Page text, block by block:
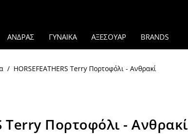
ΑΝΔΡΑΣ ΓΥΝΑΙΚΑ ΑΞΕΣΟΥΑΡ BRANDS
/ HORSEFEATHERS Terry Πορτοφόλι - Ανθρακί
Terry Πορτοφόλι - Ανθρακί